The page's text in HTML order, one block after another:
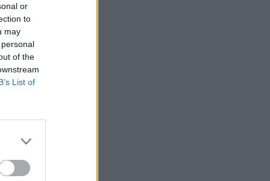
or
to
may
of the
List of